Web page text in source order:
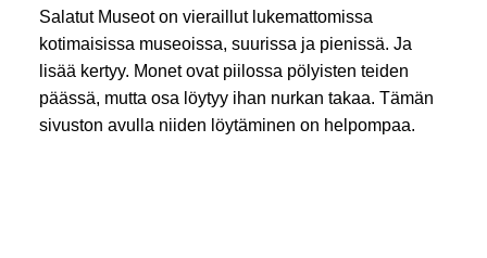
Salatut Museot on vieraillut lukemattomissa
kotimaisissa museoissa, suurissa ja pienissä. Ja
lisää kertyy. Monet ovat piilossa pölyisten teiden
päässä, mutta osa löytyy ihan nurkan takaa. Tämän
sivuston avulla niiden löytäminen on helpompaa.